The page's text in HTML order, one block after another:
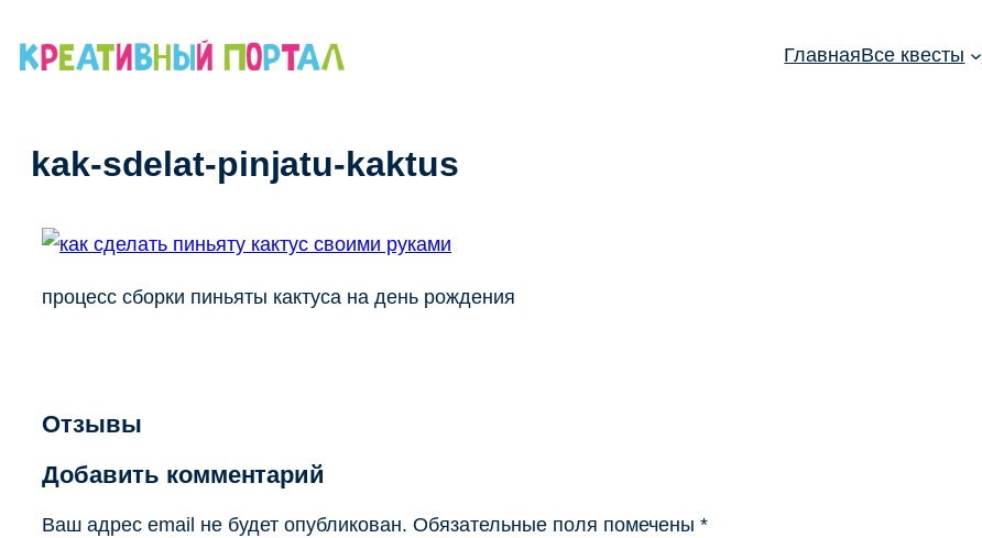
ГлавнаяВсе квесты
kak-sdelat-pinjatu-kaktus
процесс сборки пиньяты кактуса на день рождения
Отзывы
Добавить комментарий
Ваш адрес email не будет опубликован. Обязательные поля помечены *